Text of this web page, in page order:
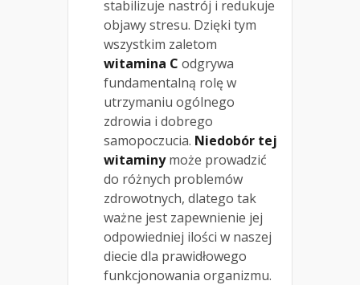
stabilizuje nastrój i redukuje
objawy stresu. Dzięki tym
wszystkim zaletom
witamina C odgrywa
fundamentalną rolę w
utrzymaniu ogólnego
zdrowia i dobrego
samopoczucia. Niedobór tej
witaminymoże prowadzić
do różnych problemów
zdrowotnych, dlatego tak
ważne jest zapewnienie jej
odpowiedniej ilości w naszej
diecie dla prawidłowego
funkcjonowania organizmu.